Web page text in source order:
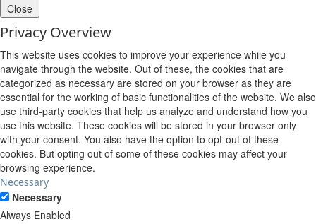
Close
Privacy Overview
This website uses cookies to improve your experience while you
navigate through the website. Out of these, the cookies that are
categorized as necessary are stored on your browser as they are
essential for the working of basic functionalities of the website. We also
use third-party cookies that help us analyze and understand how you
use this website. These cookies will be stored in your browser only
with your consent. You also have the option to opt-out of these
cookies. But opting out of some of these cookies may affect your
browsing experience.
Necessary
Necessary
Always Enabled